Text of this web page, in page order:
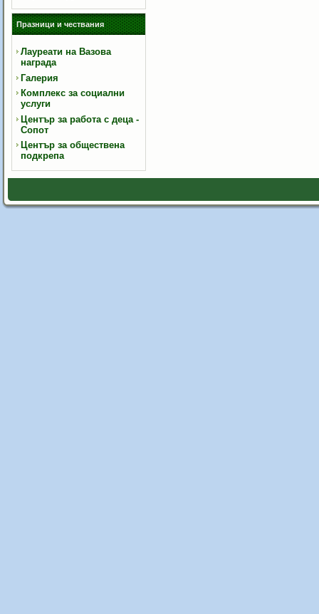
Празници и чествания
Лауреати на Вазова
награда
Галерия
Комплекс за социални
услуги
Център за работа с деца -
Сопот
Център за обществена
подкрепа